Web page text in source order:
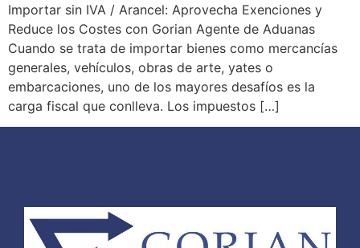
Importar sin IVA / Arancel: Aprovecha Exenciones y
Reduce los Costes con Gorian Agente de Aduanas
Cuando se trata de importar bienes como mercancías
generales, vehículos, obras de arte, yates o
embarcaciones, uno de los mayores desafíos es la
carga fiscal que conlleva. Los impuestos […]